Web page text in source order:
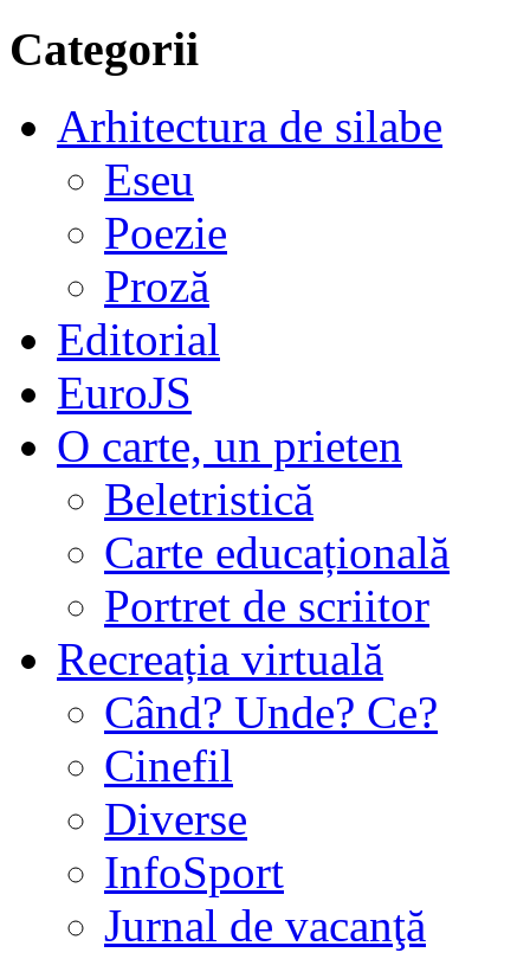
Categorii
Arhitectura de silabe
Eseu
Poezie
Proză
Editorial
EuroJS
O carte, un prieten
Beletristică
Carte educațională
Portret de scriitor
Recreația virtuală
Când? Unde? Ce?
Cinefil
Diverse
InfoSport
Jurnal de vacanţă